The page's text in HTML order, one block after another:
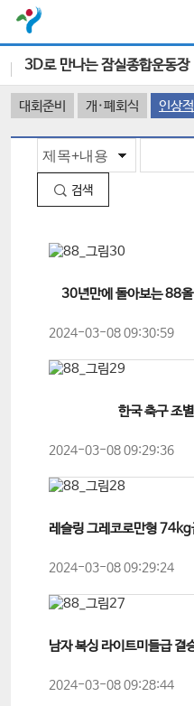
3D로 만나는 잠실종합운동장
대회준비 개·폐회식 인상
검색
30년만에 돌아보는 88
2024-03-08 09:30:59
한국 축구 조
2024-03-08 09:29:36
2024-03-08 09:29:24
2024-03-08 09:28:44